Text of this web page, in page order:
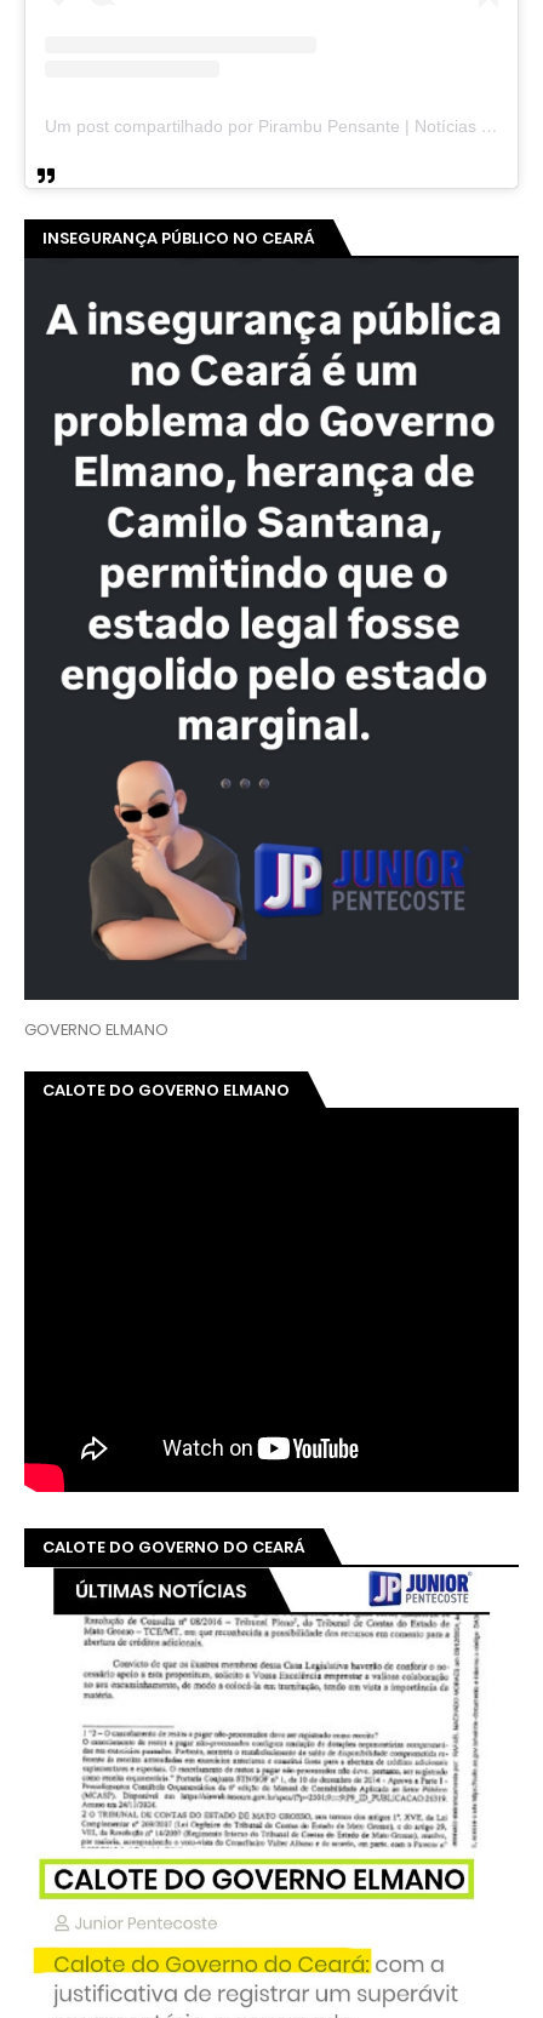
Um post compartilhado por Pirambu Pensante | Notícias & Entretenimento (@pirambupensante)
INSEGURANÇA PÚBLICO NO CEARÁ
GOVERNO ELMANO
CALOTE DO GOVERNO ELMANO
CALOTE DO GOVERNO DO CEARÁ